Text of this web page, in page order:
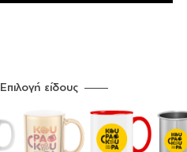
Επιλογή είδους